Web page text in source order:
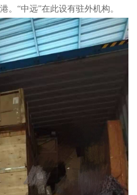
。“中远”在此设有驻外机构。